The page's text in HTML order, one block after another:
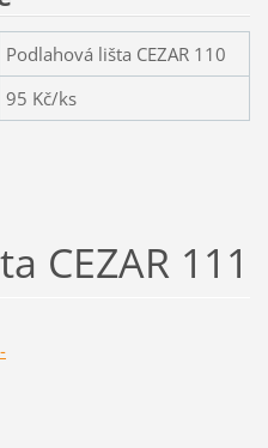
Podlahová lišta CEZAR 110
95 Kč/ks
CEZAR 111